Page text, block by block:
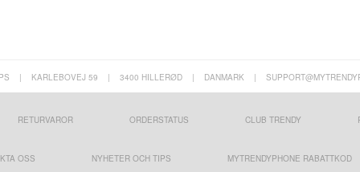
| KARLEBOVEJ 59 | 3400 HILLERØD | DANMARK |
RETURVAROR ORDERSTATUS CLUB TRENDY
OSS NYHETER OCH TIPS MYTRENDYPHONE RABATTKOD